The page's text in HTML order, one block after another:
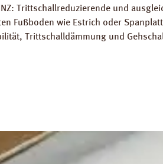
Trittschallreduzierende und
Fußboden wie Estrich oder
Trittschalldämmung und
auf Warmwasser-
Silent Verlegeanleitung PRINZ